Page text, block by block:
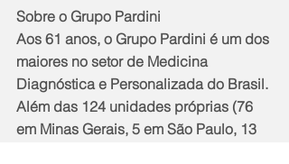
Sobre o Grupo Pardini
Aos 61 anos, o Grupo Pardini é um dos
maiores no setor de Medicina
Diagnóstica e Personalizada do Brasil.
Além das 124 unidades próprias (76
em Minas Gerais, 5 em São Paulo, 13